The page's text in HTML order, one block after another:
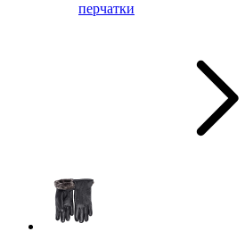
перчатки